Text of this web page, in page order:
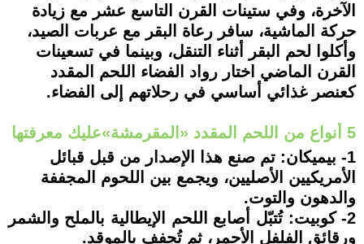
الآخرة، وفي ستينات القرن التاسع عشر مع زيادة
حركة الماشية، سافر رعاة البقر مع عربات الصيد،
وأكلوا لحم البقر أثناء التنقل، وبينما في تسعينات
القرن الماضي اختار رواد الفضاء اللحم المقدد
كعنصر غذائي أساسي في رحلاتهم إلى الفضاء.
5 أنواع من اللحم المقدد «المقرمشة»عليك معرفتها
1- بيميكان: تم صنع هذا الإصدار من قبل قبائل
الأمريكيين الأصليين، ويجمع بين اللحوم المجففة
والدهون والتوت.
2- كوبيت: تُتبّل أصابع اللحم الإيطالية بالملح والشمر
ورقائق الفلفل الأحمر، ثم تُجفف بالموقد.